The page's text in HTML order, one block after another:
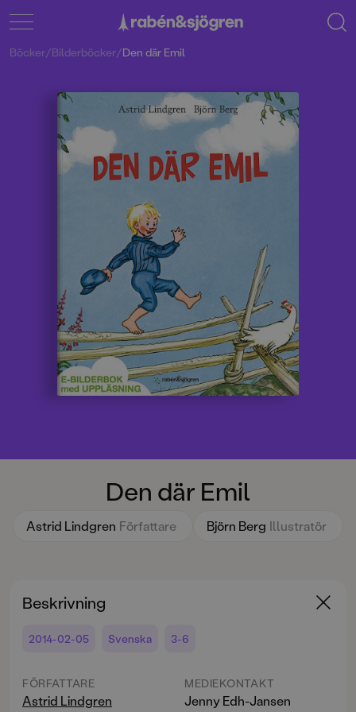
Den där Emil
Astrid Lindgren Författare Björn Berg Illustratör
Böcker/Bilderböcker/Den där Emil
Beskrivning
2014-02-05 Svenska 3-6
FÖRFATTARE
Astrid Lindgren
MEDIEKONTAKT
Jenny Edh-Jansen